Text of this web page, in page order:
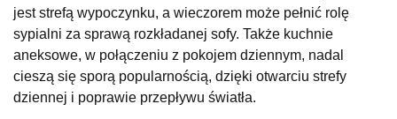
jest strefą wypoczynku, a wieczorem może pełnić rolę
sypialni za sprawą rozkładanej sofy. Także kuchnie
aneksowe, w połączeniu z pokojem dziennym, nadal
cieszą się sporą popularnością, dzięki otwarciu strefy
dziennej i poprawie przepływu światła.